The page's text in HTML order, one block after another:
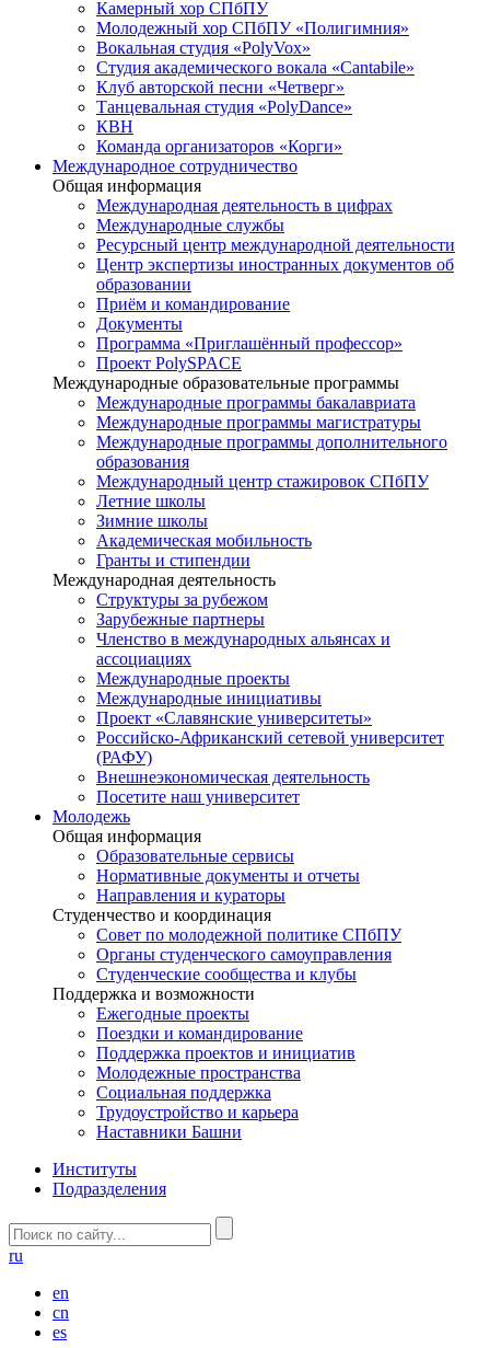
Камерный хор СПбПУ
Молодежный хор СПбПУ «Полигимния»
Вокальная студия «PolyVox»
Студия академического вокала «Cantabile»
Клуб авторской песни «Четверг»
Танцевальная студия «PolyDance»
КВН
Команда организаторов «Корги»
Международное сотрудничество
Общая информация
Международная деятельность в цифрах
Международные службы
Ресурсный центр международной деятельности
Центр экспертизы иностранных документов об
образовании
Приём и командирование
Документы
Программа «Приглашённый профессор»
Проект PolySPACE
Международные образовательные программы
Международные программы бакалавриата
Международные программы магистратуры
Международные программы дополнительного
образования
Международный центр стажировок СПбПУ
Летние школы
Зимние школы
Академическая мобильность
Гранты и стипендии
Международная деятельность
Структуры за рубежом
Зарубежные партнеры
Членство в международных альянсах и
ассоциациях
Международные проекты
Международные инициативы
Проект «Славянские университеты»
Российско-Африканский сетевой университет
(РАФУ)
Внешнеэкономическая деятельность
Посетите наш университет
Молодежь
Общая информация
Образовательные сервисы
Нормативные документы и отчеты
Направления и кураторы
Студенчество и координация
Совет по молодежной политике СПбПУ
Органы студенческого самоуправления
Студенческие сообщества и клубы
Поддержка и возможности
Ежегодные проекты
Поездки и командирование
Поддержка проектов и инициатив
Молодежные пространства
Социальная поддержка
Трудоустройство и карьера
Наставники Башни
Институты
Подразделения
ru
en
cn
es